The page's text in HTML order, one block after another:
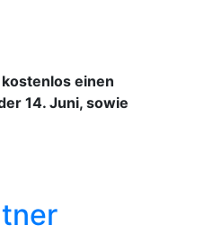
einen
14. Juni, sowie